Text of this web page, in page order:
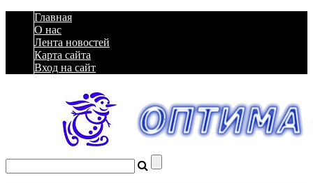
Главная
О нас
Лента новостей
Карта сайта
Вход на сайт